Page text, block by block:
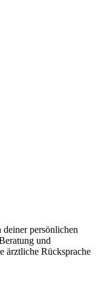
persönlichen
und
ärztliche Rücksprache